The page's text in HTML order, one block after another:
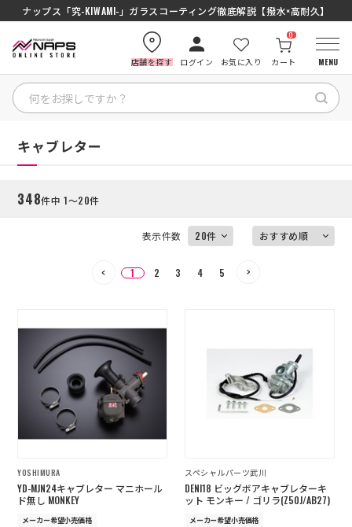
ナップス「究-KIWAMI-」ガラスコーティング徹底解説【撥水×高耐久】
店舗を探す ログイン お気に入り カート
0
MENU
HOME
コーポレートサイト
利用規約
商品レビュー利用規約
プライバシーポリシー
返金ポリシー
カスタマーハラスメントに対する方
絞り込む
HOME
キャブレター
348件中 1～20件
表示件数
1 2 3 4 5
YOSHIMURA
YD-MJN24キャブレター マニホール
ド無し MONKEY
メーカー希望小売価格
スペシャルパーツ武川
DENI18 ビッグボアキャブレターキ
ット モンキー / ゴリラ(Z50J/AB27)
メーカー希望小売価格